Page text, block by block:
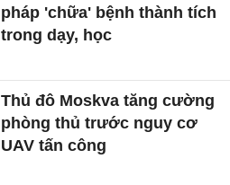
pháp 'chữa' bệnh thành tích
trong dạy, học
Thủ đô Moskva tăng cường
phòng thủ trước nguy cơ
UAV tấn công